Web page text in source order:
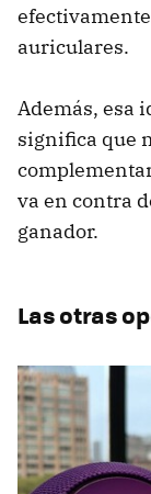
auriculares.
Además, esa
significa que
va en contra
ganador.
Las otras